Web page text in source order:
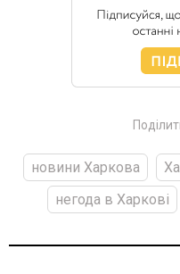
новини Харкова
негода в Харкові